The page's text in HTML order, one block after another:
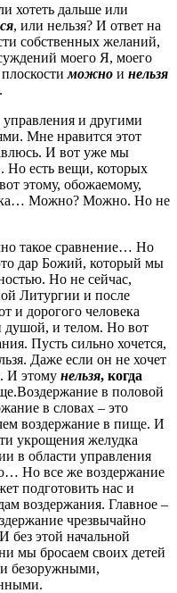
хотеть дальше или
, или нельзя? И ответ на
собственных желаний,
моего Я, моего
можно и нельзя
управления и другими
Мне нравится этот
И вот уже мы
Но есть вещи, которых
этому, обожаемому,
Можно? Можно. Но не
такое сравнение… Но
дар Божий, который мы
Но не сейчас,
Литургии и после
и дорогого человека
душой, и телом. Но вот
Пусть сильно хочется,
Даже если он не хочет
И этому нельзя, когда
в половой
в словах – это
воздержание в пище. И
укрощения желудка
в области управления
Но все же воздержание
подготовить нас и
воздержания. Главное –
чрезвычайно
этой начальной
мы бросаем своих детей
безоружными,